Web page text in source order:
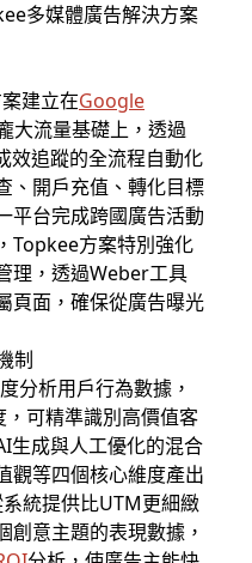
多媒體廣告解決方案
建立在Google
大流量基礎上，透過
效追蹤的全流程自動化
、開戶充值、轉化目標
平台完成跨國廣告活動
Topkee方案特別強化
理，透過Weber工具
頁面，確保從廣告曝光
制
分析用戶行為數據，
可精準識別高價值客
生成與人工優化的混合
觀等四個核心維度產出
統提供比UTM更細緻
創意主題的表現數據，